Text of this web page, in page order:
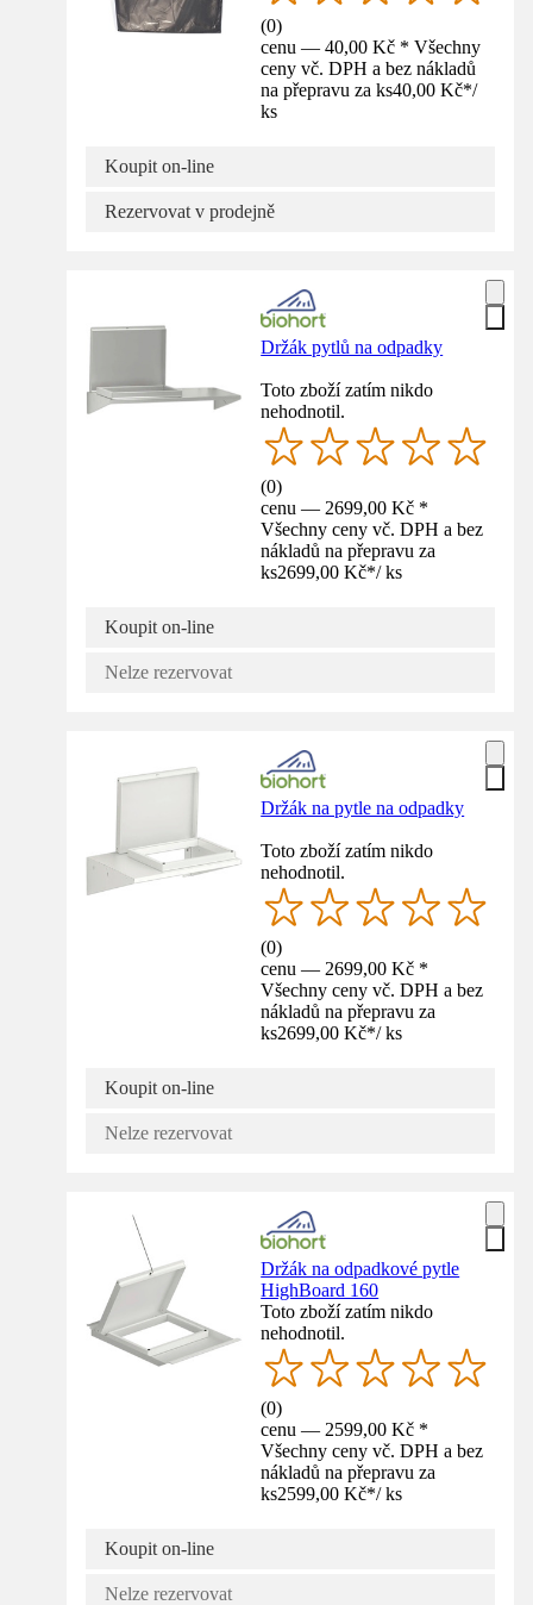
(0)
cenu — 40,00 Kč * Všechny
ceny vč. DPH a bez nákladů
na přepravu za ks40,00 Kč*/
ks
Koupit on-line
Rezervovat v prodejně
Držák pytlů na odpadky
Toto zboží zatím nikdo
nehodnotil.
(0)
cenu — 2699,00 Kč *
Všechny ceny vč. DPH a bez
nákladů na přepravu za
ks2699,00 Kč*/ ks
Koupit on-line
Nelze rezervovat
Držák na pytle na odpadky
Toto zboží zatím nikdo
nehodnotil.
(0)
cenu — 2699,00 Kč *
Všechny ceny vč. DPH a bez
nákladů na přepravu za
ks2699,00 Kč*/ ks
Koupit on-line
Nelze rezervovat
Držák na odpadkové pytle
HighBoard 160
Toto zboží zatím nikdo
nehodnotil.
(0)
cenu — 2599,00 Kč *
Všechny ceny vč. DPH a bez
nákladů na přepravu za
ks2599,00 Kč*/ ks
Koupit on-line
Nelze rezervovat